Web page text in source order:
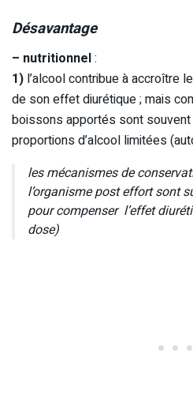
Désavantage
– nutritionnel:
1) l’alcool contribue à accroître
de son effet diurétique ; mais
boissons apportés sont
proportions d’alcool limitées
les mécanismes de
l’organisme post effort sont
pour compenser l’effet
dose)